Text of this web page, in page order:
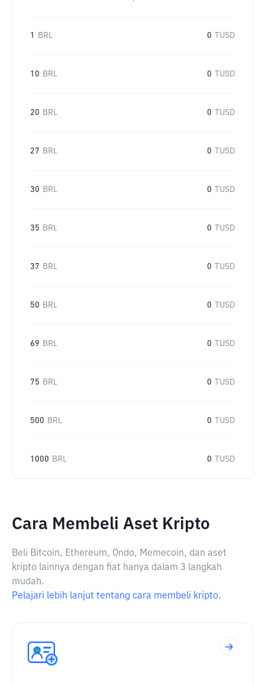
1 BRL 0 TUSD
10 BRL 0 TUSD
20 BRL 0 TUSD
27 BRL 0 TUSD
30 BRL 0 TUSD
35 BRL 0 TUSD
37 BRL 0 TUSD
50 BRL 0 TUSD
69 BRL 0 TUSD
75 BRL 0 TUSD
500 BRL 0 TUSD
1000 BRL 0 TUSD
Cara Membeli Aset Kripto
Beli Bitcoin, Ethereum, Ondo, Memecoin, dan aset
kripto lainnya dengan fiat hanya dalam 3 langkah
mudah.
Pelajari lebih lanjut tentang cara membeli kripto.